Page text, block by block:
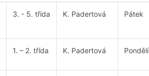
3. - 5. třída K. Padertová Pátek
1. – 2. třída K. Padertová Pondělí